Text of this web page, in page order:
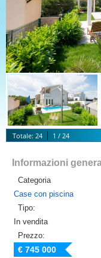
Totale: 24 1 / 24
Start Slideshow
Informazioni
Categoria
Case con piscina
Tipo:
In vendita
Prezzo:
€ 745 000